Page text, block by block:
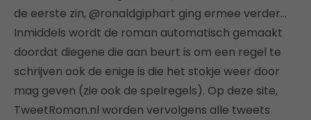
de eerste zin, @ronaldgiphart ging ermee verder…
Inmiddels wordt de roman automatisch gemaakt
doordat diegene die aan beurt is om een regel te
schrijven ook de enige is die het stokje weer door
mag geven (zie ook de spelregels). Op deze site,
TweetRoman.nl worden vervolgens alle tweets